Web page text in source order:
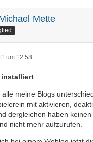
Mette
um 12:58
installiert
meine Blogs
mit aktivieren,
dergleichen haben
nicht mehr aufzurufen.